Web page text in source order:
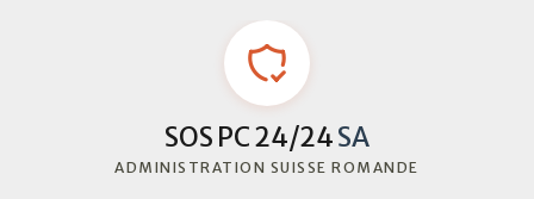
SOS PC 24/24SA
ADMINISTRATION SUISSE ROMANDE